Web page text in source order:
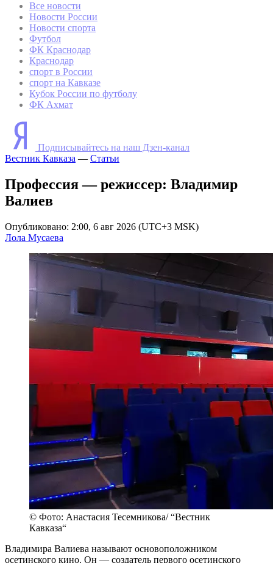
Все новости
Новости России
Новости спорта
Футбол
ФК Краснодар
Краснодар
спорт в России
спорт на Кавказе
Кубок России по футболу
ФК Ахмат
Подписывайтесь на наш Дзен-канал
Вестник Кавказа — Статьи
Профессия — режиссер: Владимир
Валиев
Опубликовано: 2:00, 6 авг 2026 (UTC+3 MSK)
Лола Мусаева
© Фото: Анастасия Тесемникова/ “Вестник
Кавказа“
Владимира Валиева называют основоположником
осетинского кино. Он — создатель первого осетинского